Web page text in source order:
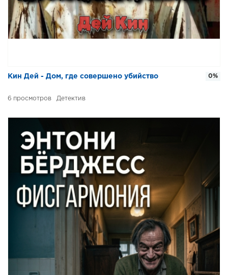
Кин Дей - Дом, где совершено убийство
6 Детектив
0%